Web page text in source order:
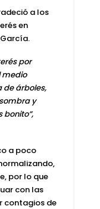
a los
en
por
medio
de árboles,
y
bonito”,
a poco
por lo que
con las
contagios de